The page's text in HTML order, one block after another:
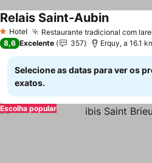
1 Estrelas
Hotel Restaurante tradicional com
Relais Saint-Aubin
8,6 Excelente 357 Erquy, a 16.1
Selecione as datas para ver os
exatos.
Escolha popular